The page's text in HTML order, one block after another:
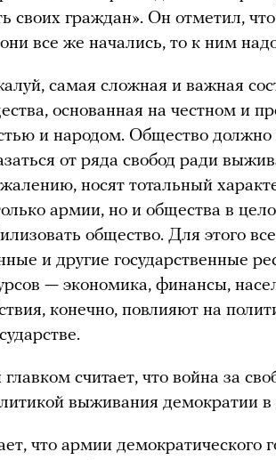
своих граждан». Он отметил,
все же начались, то к ним
самая сложная и важная
основанная на честном и
и народом. Общество должно
от ряда свобод ради
носят тотальный
армии, но и общества в
общество. Для этого
и другие государственные
— экономика, финансы,
конечно, повлияют на
считает, что война за
выживания демократии в
что армии демократического